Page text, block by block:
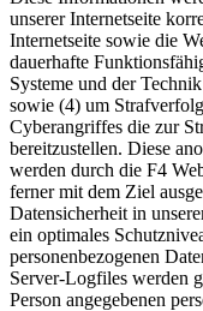
unserer Internetseite
Internetseite sowie die
dauerhafte
Systeme und der
sowie (4) um
Cyberangriffes die zur
bereitzustellen. Diese
werden durch die F4
ferner mit dem Ziel
Datensicherheit in
ein optimales
personenbezogenen
Server-Logfiles werden
Person angegebenen